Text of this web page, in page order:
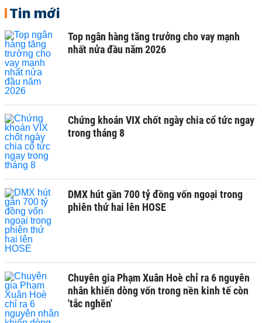
Tin mới
Top ngân hàng tăng trưởng cho vay mạnh
nhất nửa đầu năm 2026
Chứng khoán VIX chốt ngày chia cổ tức ngay
trong tháng 8
DMX hút gần 700 tỷ đồng vốn ngoại trong
phiên thứ hai lên HOSE
Chuyên gia Phạm Xuân Hoè chỉ ra 6 nguyên
nhân khiến dòng vốn trong nền kinh tế còn
'tắc nghẽn'